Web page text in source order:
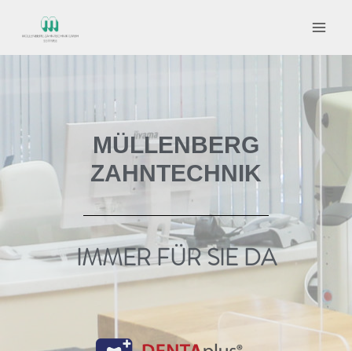
MÜLLENBERG
ZAHNTECHNIK
IMMER FÜR SIE DA